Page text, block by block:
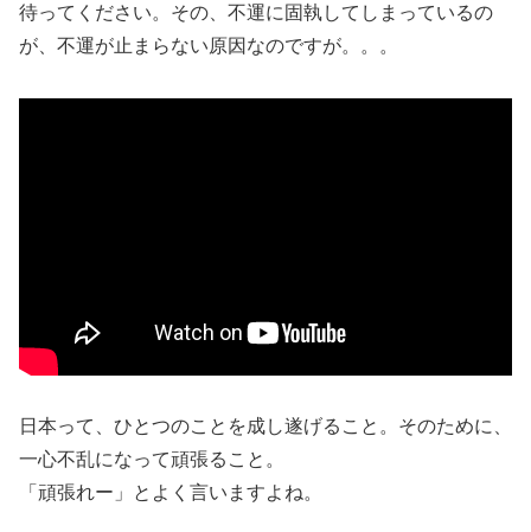
待ってください。その、不運に固執してしまっているの
が、不運が止まらない原因なのですが。。。
日本って、ひとつのことを成し遂げること。そのために、
一心不乱になって頑張ること。
「頑張れー」とよく言いますよね。